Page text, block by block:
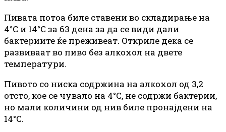
Пивата потоа биле ставени во складирање на
4°C и 14°C за 63 дена за да се види дали
бактериите ќе преживеат. Откриле дека се
развиваат во пиво без алкохол на двете
температури.
Пивото со ниска содржина на алкохол од 3,2
отсто, кое се чувало на 4°C, не содржи бактерии,
но мали количини од нив биле пронајдени на
14°C.